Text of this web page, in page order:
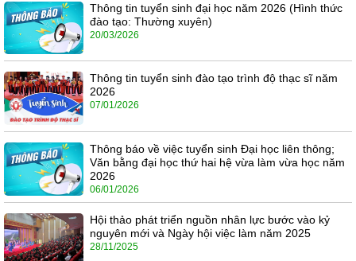
Thông tin tuyển sinh đại học năm 2026 (Hình thức
đào tạo: Thường xuyên)
20/03/2026
Thông tin tuyển sinh đào tạo trình độ thạc sĩ năm
2026
07/01/2026
Thông báo về việc tuyển sinh Đại học liên thông;
Văn bằng đại học thứ hai hệ vừa làm vừa học năm
2026
06/01/2026
Hội thảo phát triển nguồn nhân lực bước vào kỷ
nguyên mới và Ngày hội việc làm năm 2025
28/11/2025